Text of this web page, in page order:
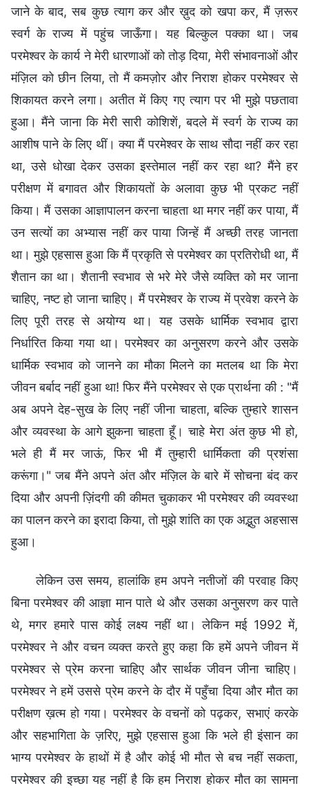
जाने के बाद, सब कुछ त्याग कर और ख़ुद को खपा कर, मैं ज़रूर
स्वर्ग के राज्य में पहुंच जाऊँगा। यह बिल्कुल पक्का था। जब
परमेश्वर के कार्य ने मेरी धारणाओं को तोड़ दिया, मेरी संभावनाओं और
मंज़िल को छीन लिया, तो मैं कमज़ोर और निराश होकर परमेश्वर से
शिकायत करने लगा। अतीत में किए गए त्याग पर भी मुझे पछतावा
हुआ। मैंने जाना कि मेरी सारी कोशिशें, बदले में स्वर्ग के राज्य का
आशीष पाने के लिए थीं। क्या मैं परमेश्वर के साथ सौदा नहीं कर रहा
था, उसे धोखा देकर उसका इस्तेमाल नहीं कर रहा था? मैंने हर
परीक्षण में बगावत और शिकायतों के अलावा कुछ भी प्रकट नहीं
किया। मैं उसका आज्ञापालन करना चाहता था मगर नहीं कर पाया, मैं
उन सत्यों का अभ्यास नहीं कर पाया जिन्हें मैं अच्छी तरह जानता
था। मुझे एहसास हुआ कि मैं प्रकृति से परमेश्वर का प्रतिरोधी था, मैं
शैतान का था। शैतानी स्वभाव से भरे मेरे जैसे व्यक्ति को मर जाना
चाहिए, नष्ट हो जाना चाहिए। मैं परमेश्वर के राज्य में प्रवेश करने के
लिए पूरी तरह से अयोग्य था। यह उसके धार्मिक स्वभाव द्वारा
निर्धारित किया गया था। परमेश्वर का अनुसरण करने और उसके
धार्मिक स्वभाव को जानने का मौका मिलने का मतलब था कि मेरा
जीवन बर्बाद नहीं हुआ था! फिर मैंने परमेश्वर से एक प्रार्थना की : "मैं
अब अपने देह-सुख के लिए नहीं जीना चाहता, बल्कि तुम्हारे शासन
और व्यवस्था के आगे झुकना चाहता हूँ। चाहे मेरा अंत कुछ भी हो,
भले ही मैं मर जाऊं, फिर भी मैं तुम्हारी धार्मिकता की प्रशंसा
करूंगा।" जब मैंने अपने अंत और मंज़िल के बारे में सोचना बंद कर
दिया और अपनी ज़िंदगी की कीमत चुकाकर भी परमेश्वर की व्यवस्था
का पालन करने का इरादा किया, तो मुझे शांति का एक अद्भुत अहसास
हुआ।
लेकिन उस समय, हालांकि हम अपने नतीजों की परवाह किए
बिना परमेश्वर की आज्ञा मान पाते थे और उसका अनुसरण कर पाते
थे, मगर हमारे पास कोई लक्ष्य नहीं था। लेकिन मई 1992 में,
परमेश्‍वर ने और वचन व्यक्त करते हुए कहा कि हमें अपने जीवन में
परमेश्‍वर से प्रेम करना चाहिए और सार्थक जीवन जीना चाहिए।
परमेश्‍वर ने हमें उससे प्रेम करने के दौर में पहुँचा दिया और मौत का
परीक्षण ख़त्म हो गया। परमेश्वर के वचनों को पढ़कर, सभाएं करके
और सहभागिता के ज़रिए, मुझे एहसास हुआ कि भले ही इंसान का
भाग्य परमेश्वर के हाथों में है और कोई भी मौत से बच नहीं सकता,
परमेश्वर की इच्छा यह नहीं है कि हम निराश होकर मौत का सामना